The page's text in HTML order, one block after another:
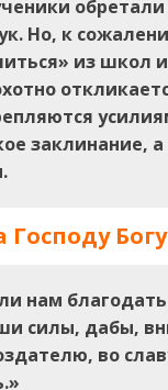
обретали
Но, к
из школ
заклинание,
нам
силы, дабы,
во